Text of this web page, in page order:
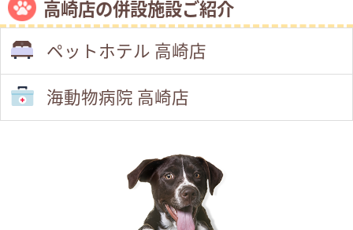
高崎店の併設施設ご紹介
ペットホテル 高崎店
海動物病院 高崎店